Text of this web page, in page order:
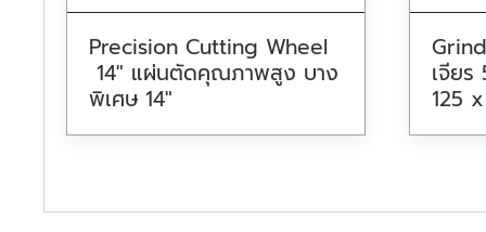
Precision Cutting Wheel
14″ แผ่นตัดคุณภาพสูง บาง
พิเศษ 14″
เจีย
125